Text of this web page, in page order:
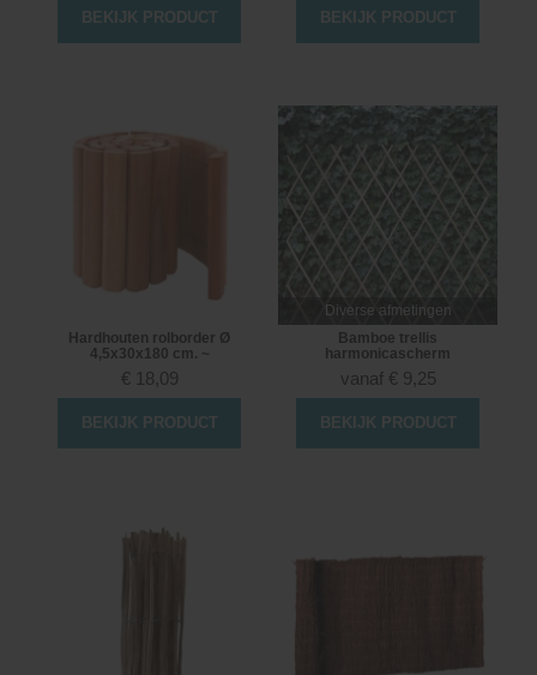
BEKIJK PRODUCT BEKIJK PRODUCT
Hardhouten rolborder Ø
4,5x30x180 cm. ~
€ 18,09
BEKIJK PRODUCT
Diverse afmetingen
Bamboe trellis
harmonicascherm
vanaf € 9,25
BEKIJK PRODUCT